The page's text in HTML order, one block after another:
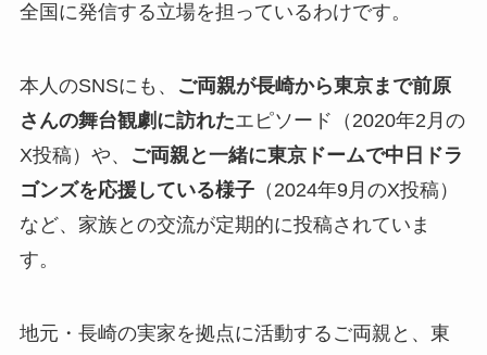
全国に発信する立場を担っているわけです。
本人のSNSにも、
ご両親が長崎から東京まで前原
さんの舞台観劇に訪れたエピソード（2020年2月の
X投稿）や、
ご両親と一緒に東京ドームで中日ドラ
ゴンズを応援している様子（2024年9月のX投稿）
など、家族との交流が定期的に投稿されていま
す。
地元・長崎の実家を拠点に活動するご両親と、東